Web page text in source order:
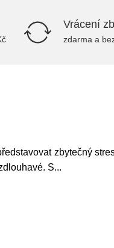
Vrácení
zdarma a
zbytečný
S...